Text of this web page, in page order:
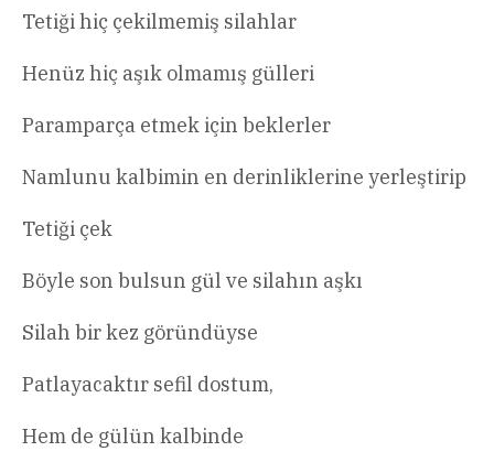
Tetiği hiç çekilmemiş silahlar
Henüz hiç aşık olmamış gülleri
Paramparça etmek için beklerler
Namlunu kalbimin en derinliklerine yerleştirip
Tetiği çek
Böyle son bulsun gül ve silahın aşkı
Silah bir kez göründüyse
Patlayacaktır sefil dostum,
Hem de gülün kalbinde